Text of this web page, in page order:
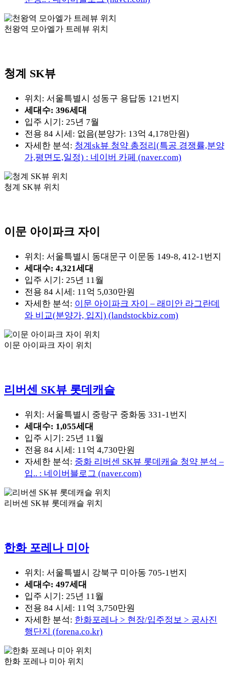
천왕역 모아엘가 트레뷰 위치
청계 SK뷰
위치: 서울특별시 성동구 용답동 121번지
세대수: 396세대
입주 시기: 25년 7월
전용 84 시세: 없음(분양가: 13억 4,178만원)
자세한 분석: 청계sk뷰 청약 총정리(특공 경쟁률,분양
가,평면도,일정) : 네이버 카페 (naver.com)
청계 SK뷰 위치
이문 아이파크 자이
위치: 서울특별시 동대문구 이문동 149-8, 412-1번지
세대수: 4,321세대
입주 시기: 25년 11월
전용 84 시세: 11억 5,030만원
자세한 분석: 이문 아이파크 자이 – 래미안 라그란데
와 비교(분양가, 입지) (landstockbiz.com)
이문 아이파크 자이 위치
리버센 SK뷰 롯데캐슬
위치: 서울특별시 중랑구 중화동 331-1번지
세대수: 1,055세대
입주 시기: 25년 11월
전용 84 시세: 11억 4,730만원
자세한 분석: 중화 리버센 SK뷰 롯데캐슬 청약 분석 –
입.. : 네이버블로그 (naver.com)
리버센 SK뷰 롯데캐슬 위치
한화 포레나 미아
위치: 서울특별시 강북구 미아동 705-1번지
세대수: 497세대
입주 시기: 25년 11월
전용 84 시세: 11억 3,750만원
자세한 분석: 한화포레나 > 현장/입주정보 > 공사진
행단지 (forena.co.kr)
한화 포레나 미아 위치